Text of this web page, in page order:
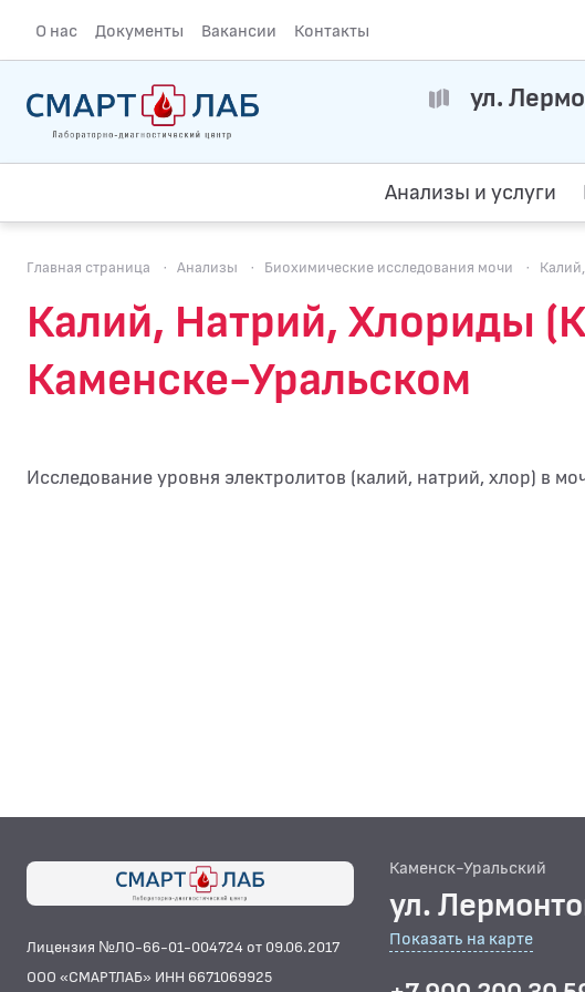
О нас Документы Вакансии Контакты
ул.
Анализы и услуги
Главная страница · Анализы · Биохимические исследования мочи ·
Калий, Натрий, Хлориды
Каменске-Уральском
Исследование уровня электролитов (калий, натрий, хлор) в
Лицензия №ЛО-66-01-004724 от 09.06.2017
ООО «СМАРТЛАБ» ИНН 6671069925
Каменск-Уральский
ул.
Показать на карте